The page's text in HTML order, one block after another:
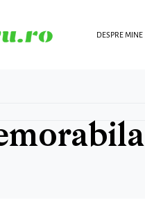
DESPRE MINE